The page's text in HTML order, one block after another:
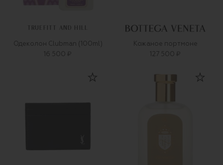
TRUEFITT AND HILL
Одеколон Clubman (100ml)
16 500 ₽
Кожаное портмоне
127 500 ₽